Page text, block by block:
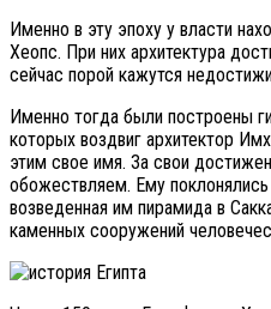
Именно в эту эпоху у власти
Хеопс. При них архитектура
сейчас порой кажутся
Именно тогда были построены
которых воздвиг архитектор
этим свое имя. За свои
обожествляем. Ему поклонялись
возведенная им пирамида в
каменных сооружений